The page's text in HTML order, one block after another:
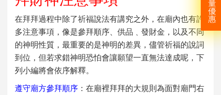
量
優
惠
在拜拜過程中除了祈福說法有講究之外，在廟內也有許
多注意事項，像是參拜順序、供品﹑發財金，以及不同
的神明性質，最重要的是神明的差異，儘管祈福的說詞
到位，但若求錯神明恐怕會讓願望一直無法達成呢，下
列小編將會依序解釋。
遵守廟方參拜順序 ：在廟裡拜拜的大規則為面對廟門右